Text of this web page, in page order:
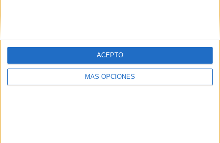
MÁS OPCIONES
ACEPTO
Suscribir